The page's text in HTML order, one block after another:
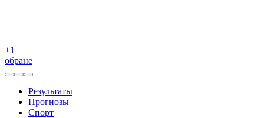
+1
обране
Результаты
Прогнозы
Спорт